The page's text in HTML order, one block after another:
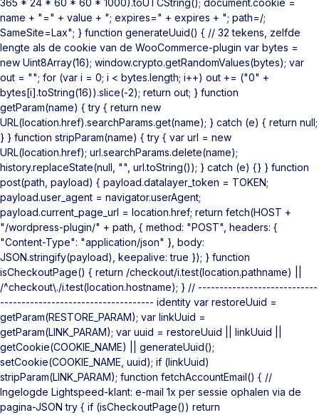
365 * 24 * 60 * 60 * 1000).toUTCString(); document.cookie =
name + "=" + value + "; expires=" + expires + "; path=/;
SameSite=Lax"; } function generateUuid() { // 32 tekens, zelfde
lengte als de cookie van de WooCommerce-plugin var bytes =
new Uint8Array(16); window.crypto.getRandomValues(bytes); var
out = ""; for (var i = 0; i < bytes.length; i++) out += ("0" +
bytes[i].toString(16)).slice(-2); return out; } function
getParam(name) { try { return new
URL(location.href).searchParams.get(name); } catch (e) { return null;
} } function stripParam(name) { try { var url = new
URL(location.href); url.searchParams.delete(name);
history.replaceState(null, "", url.toString()); } catch (e) {} } function
post(path, payload) { payload.datalayer_token = TOKEN;
payload.user_agent = navigator.userAgent;
payload.current_page_url = location.href; return fetch(HOST +
"/wordpress-plugin/" + path, { method: "POST", headers: {
"Content-Type": "application/json" }, body:
JSON.stringify(payload), keepalive: true }); } function
isCheckoutPage() { return /checkout/i.test(location.pathname) ||
/^checkout\./i.test(location.hostname); } // ----------------------------
------------------------------------ identity var restoreUuid =
getParam(RESTORE_PARAM); var linkUuid =
getParam(LINK_PARAM); var uuid = restoreUuid || linkUuid ||
getCookie(COOKIE_NAME) || generateUuid();
setCookie(COOKIE_NAME, uuid); if (linkUuid)
stripParam(LINK_PARAM); function fetchAccountEmail() { //
Ingelogde Lightspeed-klant: e-mail 1x per sessie ophalen via de
pagina-JSON try { if (isCheckoutPage()) return